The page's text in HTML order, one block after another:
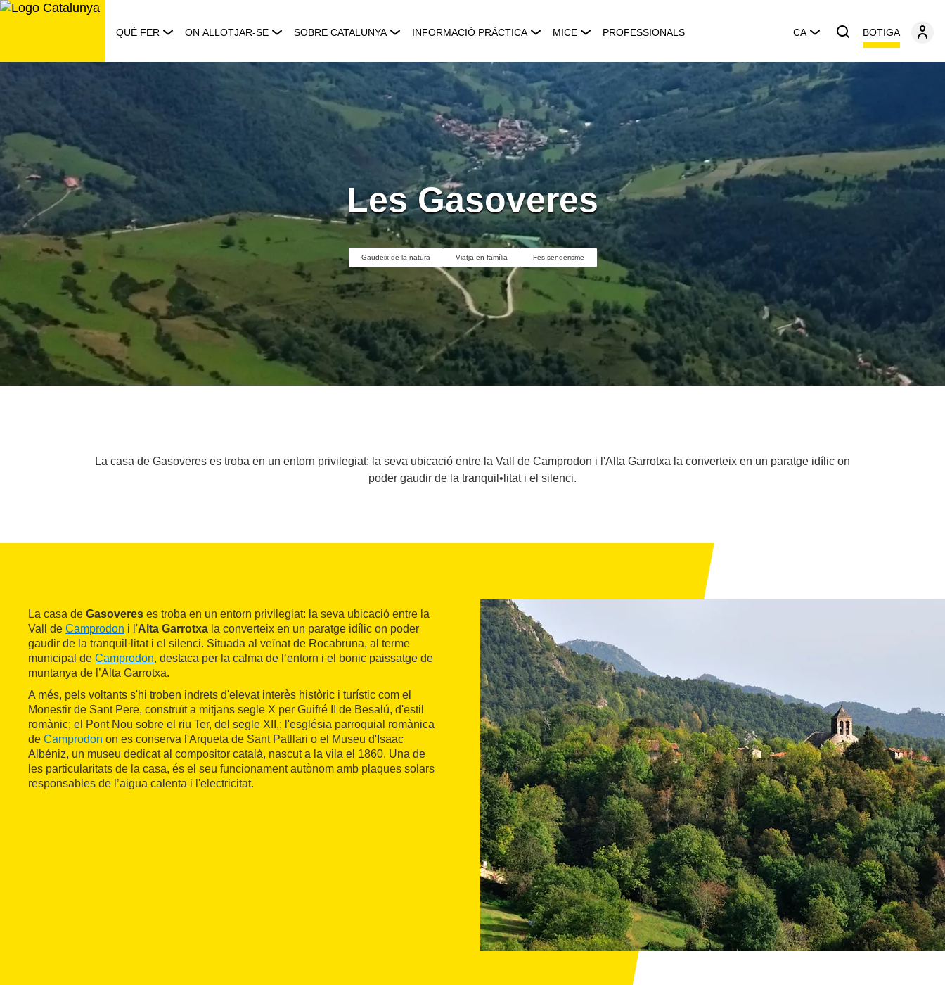
Saltar
QUÈ FER ON ALLOTJAR-SE SOBRE CATALUNYA INFORMACIÓ PRÀCTICA MICE PROFESSIONALS CA BOTIGA
Les Gasoveres
Gaudeix de la natura Viatja en família Fes senderisme
La casa de Gasoveres es troba en un entorn privilegiat: la seva ubicació entre la Vall de Camprodon i l'Alta Garrotxa la converteix en un paratge idílic on
poder gaudir de la tranquil•litat i el silenci.
La casa de Gasoveres es troba en un entorn privilegiat: la seva ubicació entre la
Vall de Camprodon i l'Alta Garrotxa la converteix en un paratge idílic on poder
gaudir de la tranquil·litat i el silenci. Situada al veïnat de Rocabruna, al terme
municipal de Camprodon, destaca per la calma de l’entorn i el bonic paissatge de
muntanya de l’Alta Garrotxa.
A més, pels voltants s'hi troben indrets d'elevat interès històric i turístic com el
Monestir de Sant Pere, construït a mitjans segle X per Guifré II de Besalú, d'estil
romànic; el Pont Nou sobre el riu Ter, del segle XII,; l'església parroquial romànica
de Camprodon on es conserva l'Arqueta de Sant Patllari o el Museu d'Isaac
Albéniz, un museu dedicat al compositor català, nascut a la vila el 1860. Una de
les particularitats de la casa, és el seu funcionament autònom amb plaques solars
responsables de l’aigua calenta i l'electricitat.